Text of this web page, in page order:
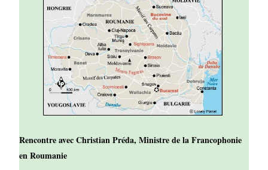
Rencontre avec Christian Préda, Ministre de la Francophonie
en Roumanie